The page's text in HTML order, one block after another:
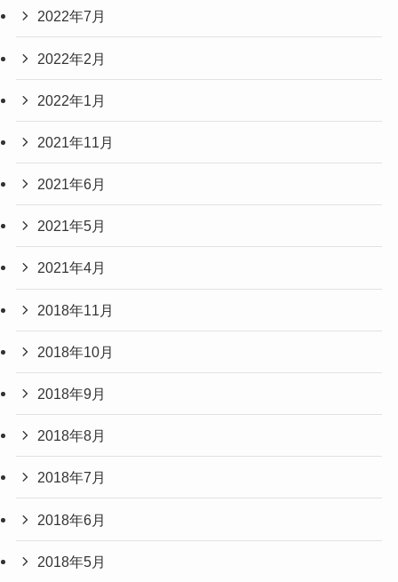
2022年7月
2022年2月
2022年1月
2021年11月
2021年6月
2021年5月
2021年4月
2018年11月
2018年10月
2018年9月
2018年8月
2018年7月
2018年6月
2018年5月